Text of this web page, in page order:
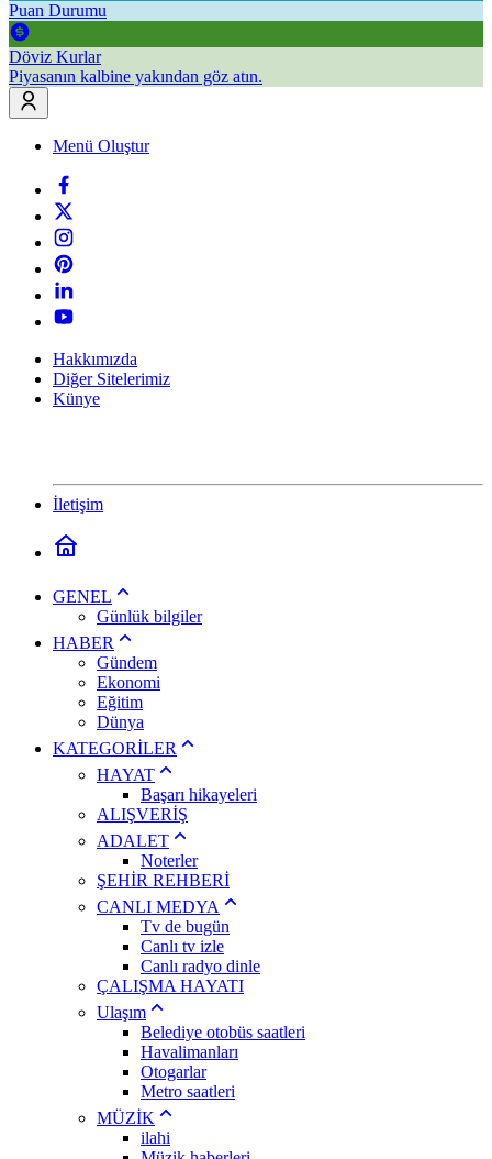
Puan Durumu
Döviz Kurlar
Piyasanın kalbine yakından göz atın.
Menü Oluştur
Hakkımızda
Diğer Sitelerimiz
Künye
İletişim
GENEL
Günlük bilgiler
HABER
Gündem
Ekonomi
Eğitim
Dünya
KATEGORİLER
HAYAT
Başarı hikayeleri
ALIŞVERİŞ
ADALET
Noterler
ŞEHİR REHBERİ
CANLI MEDYA
Tv de bugün
Canlı tv izle
Canlı radyo dinle
ÇALIŞMA HAYATI
Ulaşım
Belediye otobüs saatleri
Havalimanları
Otogarlar
Metro saatleri
MÜZİK
ilahi